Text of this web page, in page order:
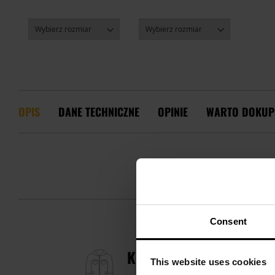
Consent
This website uses cookies
OPIS DANE TECHNICZNE OPINIE WARTO
KURTKA BRANDIT